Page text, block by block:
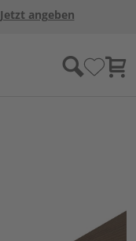
Jetzt angeben